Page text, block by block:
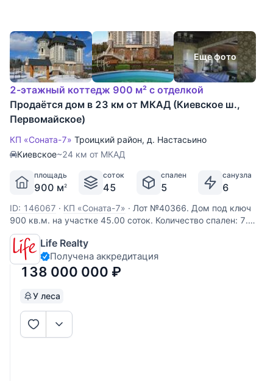
Еще фото
2-этажный коттедж 900 м² с отделкой
Продаётся дом в 23 км от МКАД (Киевское ш.,
Первомайское)
КП «Соната-7» Троицкий район, д. Настасьино
Киевское~24 км от МКАД
площадь
900 м2
соток
45
спален
5
санузла
6
ID: 146067 · КП «Соната-7» · Лот №40366. Дом под ключ
900 кв.м. на участке 45.00 соток. Количество спален: 7.
Коттеджный посёлок «Соната 7», Киевское шоссе, 23 км от
МКАД. На земельном участке выполнены высококлассные
ландшафтные работы, проложены прогулочные дорожки,
сделано
Life Realty
Получена аккредитация
138 000 000 ₽
У леса